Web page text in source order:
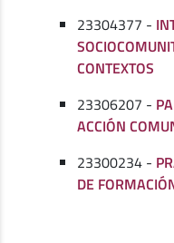
23304377 -
CONTEXTOS
23306207 -
ACCIÓN
23300234 -
DE